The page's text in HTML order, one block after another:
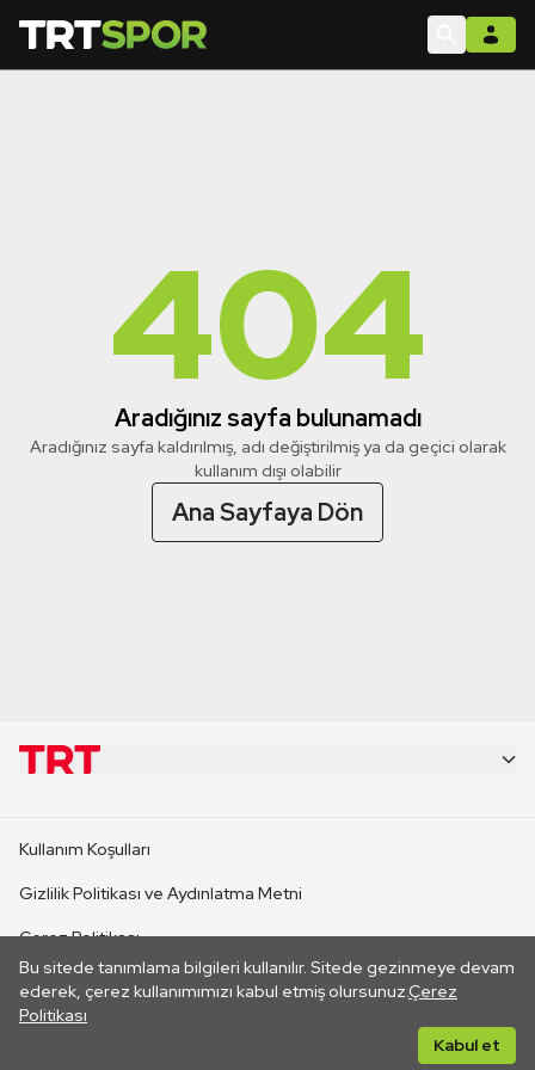
404
Aradığınız sayfa bulunamadı
Aradığınız sayfa kaldırılmış, adı değiştirilmiş ya da geçici olarak
kullanım dışı olabilir
Ana Sayfaya Dön
Bu sitede tanımlama bilgileri kullanılır. Sitede gezinmeye devam
ederek, çerez kullanımımızı kabul etmiş olursunuz.Çerez
Politikası
Kabul et
CANLI YAYINLAR
Kullanım Koşulları
Gizlilik Politikası ve Aydınlatma Metni
Çerez Politikası
İletişim
Her hakkı saklıdır. ©2026 TRT. Bağlantı yoluyla gidilen dış